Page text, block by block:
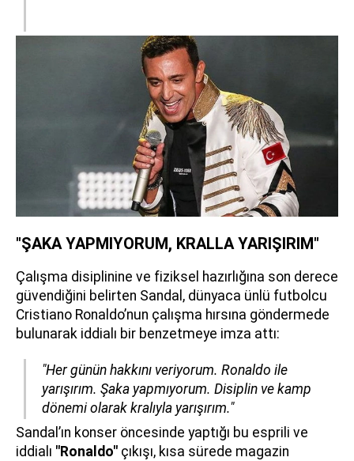
"ŞAKA YAPMIYORUM, KRALLA YARIŞIRIM"
Çalışma disiplinine ve fiziksel hazırlığına son derece
güvendiğini belirten Sandal, dünyaca ünlü futbolcu
Cristiano Ronaldo’nun çalışma hırsına göndermede
bulunarak iddialı bir benzetmeye imza attı:
"Her günün hakkını veriyorum. Ronaldo ile
yarışırım. Şaka yapmıyorum. Disiplin ve kamp
dönemi olarak kralıyla yarışırım."
Sandal’ın konser öncesinde yaptığı bu esprili ve
iddialı "Ronaldo" çıkışı, kısa sürede magazin